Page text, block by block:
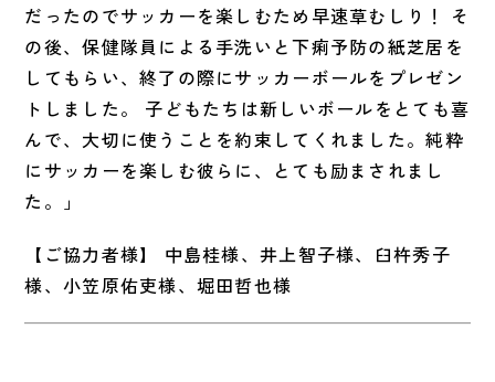
だったのでサッカーを楽しむため早速草むしり！ そ
の後、保健隊員による手洗いと下痢予防の紙芝居を
してもらい、終了の際にサッカーボールをプレゼン
トしました。 子どもたちは新しいボールをとても喜
んで、大切に使うことを約束してくれました。純粋
にサッカーを楽しむ彼らに、とても励まされまし
た。」
【ご協力者様】 中島桂様、井上智子様、臼杵秀子
様、小笠原佑吏様、堀田哲也様